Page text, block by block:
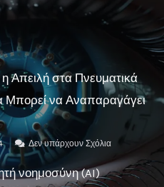
Απειλή στα Πνευματικά
Μπορεί να Αναπαραγάγει
Δεν υπάρχουν Σχόλια
νοημοσύνη (AI)